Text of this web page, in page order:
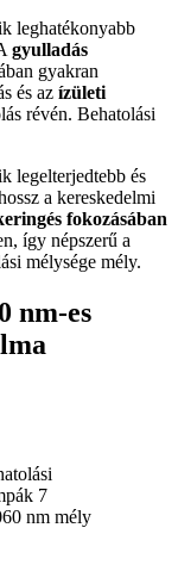
leghatékonyabb
gyulladás
gyakran
és az ízületi
révén. Behatolási
legelterjedtebb és
a kereskedelmi
fokozásában
így népszerű a
mélysége mély.
nm-es